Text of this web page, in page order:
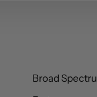
Broad